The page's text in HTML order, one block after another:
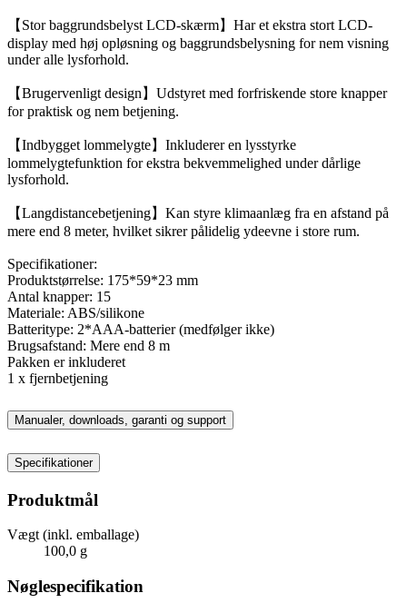
【Stor baggrundsbelyst LCD-skærm】Har et ekstra stort LCD-
display med høj opløsning og baggrundsbelysning for nem visning
under alle lysforhold.
【Brugervenligt design】Udstyret med forfriskende store knapper
for praktisk og nem betjening.
【Indbygget lommelygte】Inkluderer en lysstyrke
lommelygtefunktion for ekstra bekvemmelighed under dårlige
lysforhold.
【Langdistancebetjening】Kan styre klimaanlæg fra en afstand på
mere end 8 meter, hvilket sikrer pålidelig ydeevne i store rum.
Specifikationer:
Produktstørrelse: 175*59*23 mm
Antal knapper: 15
Materiale: ABS/silikone
Batteritype: 2*AAA-batterier (medfølger ikke)
Brugsafstand: Mere end 8 m
Pakken er inkluderet
1 x fjernbetjening
Manualer, downloads, garanti og support
Specifikationer
Produktmål
Vægt (inkl. emballage)
100,0 g
Nøglespecifikation